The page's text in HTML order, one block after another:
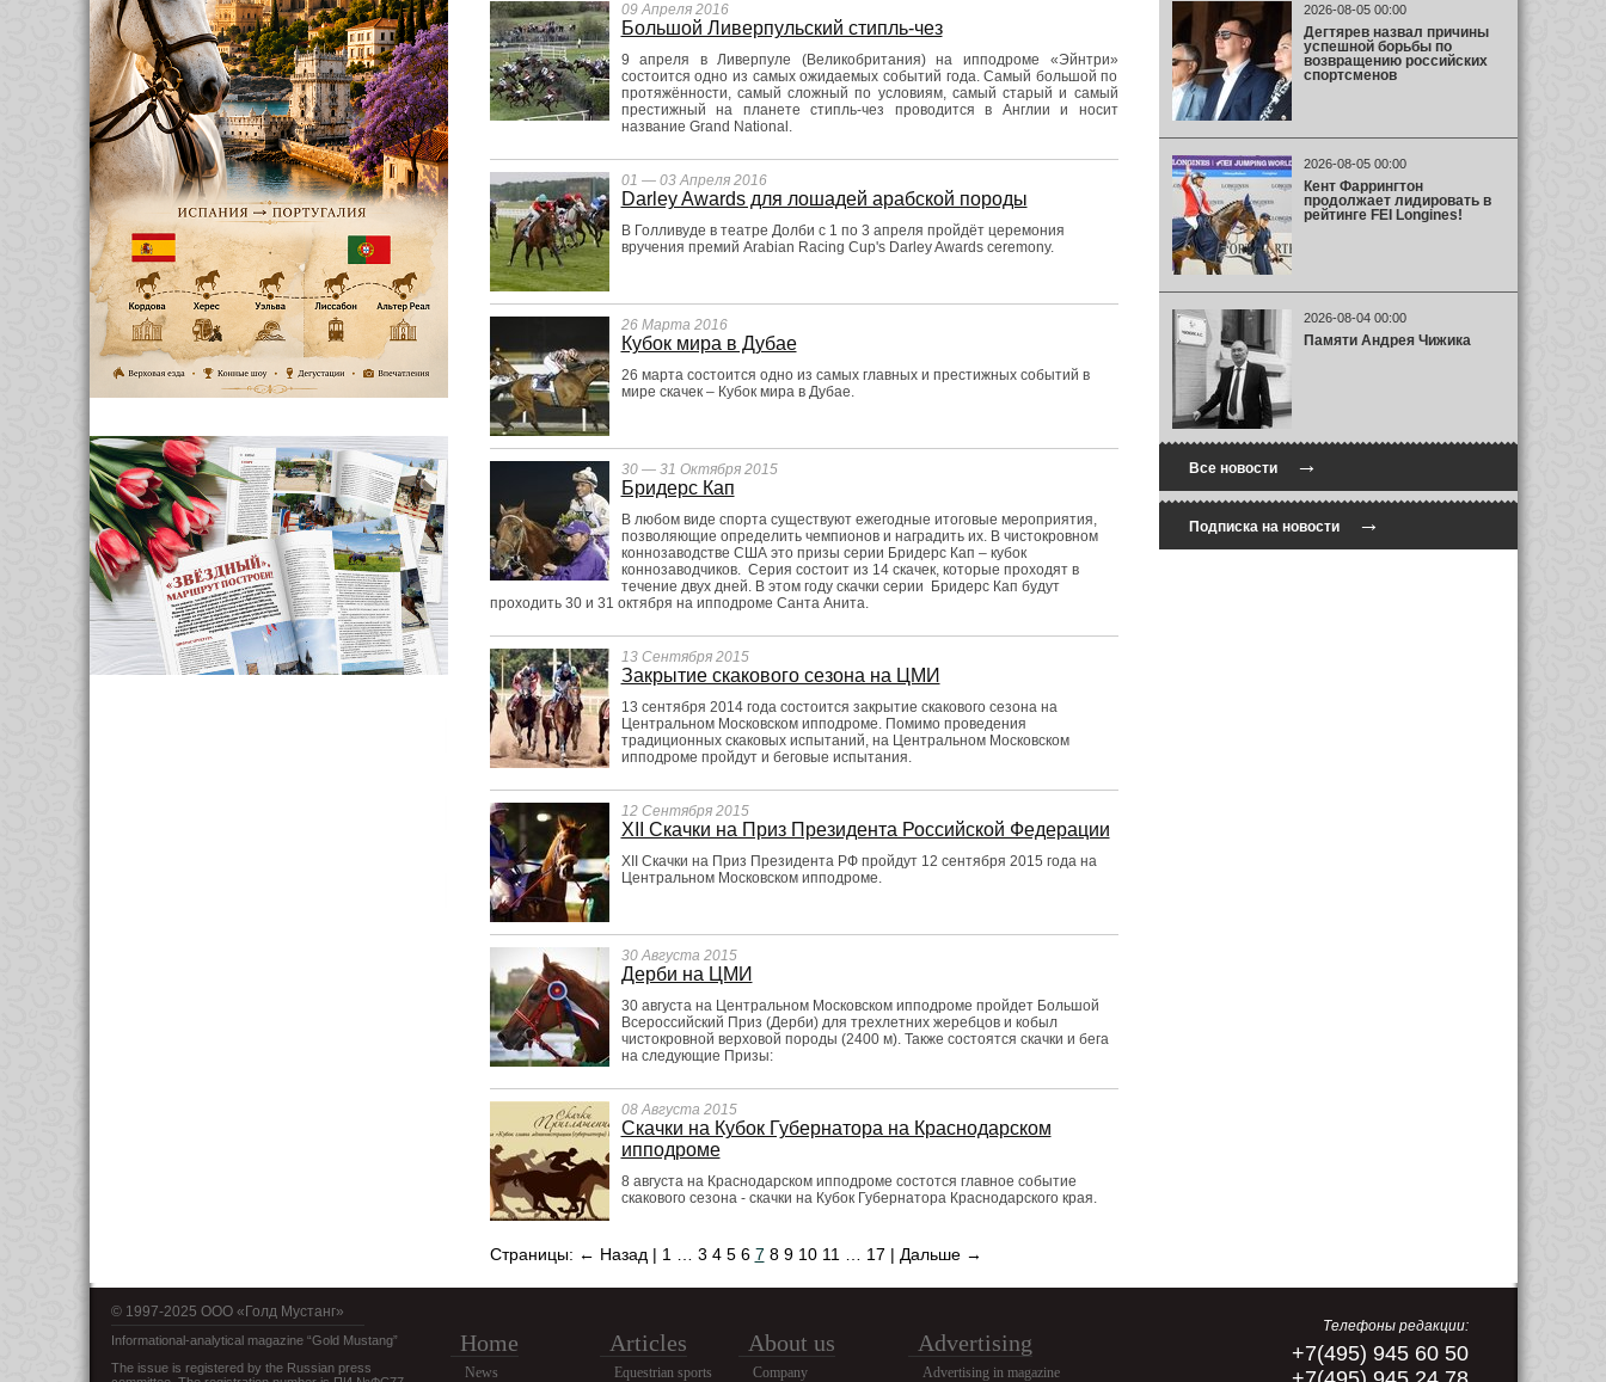
09 Апреля 2016
Большой Ливерпульский стипль-чез
9 апреля в Ливерпуле (Великобритания) на ипподроме «Эйнтри»
состоится одно из самых ожидаемых событий года. Самый большой по
протяжённости, самый сложный по условиям, самый старый и самый
престижный на планете стипль-чез проводится в Англии и носит
название Grand National.
01 — 03 Апреля 2016
Darley Awards для лошадей арабской породы
В Голливуде в театре Долби с 1 по 3 апреля пройдёт церемония
вручения премий Arabian Racing Cup's Darley Awards ceremony.
26 Марта 2016
Кубок мира в Дубае
26 марта состоится одно из самых главных и престижных событий в
мире скачек – Кубок мира в Дубае.
30 — 31 Октября 2015
Бридерс Кап
В любом виде спорта существуют ежегодные итоговые мероприятия,
позволяющие определить чемпионов и наградить их. В чистокровном
коннозаводстве США это призы серии Бридерс Кап – кубок
коннозаводчиков. Серия состоит из 14 скачек, которые проходят в
течение двух дней. В этом году скачки серии Бридерс Кап будут
проходить 30 и 31 октября на ипподроме Санта Анита.
13 Сентября 2015
Закрытие скакового сезона на ЦМИ
13 сентября 2014 года состоится закрытие скакового сезона на
Центральном Московском ипподроме. Помимо проведения
традиционных скаковых испытаний, на Центральном Московском
ипподроме пройдут и беговые испытания.
12 Сентября 2015
XII Скачки на Приз Президента Российской Федерации
XII Скачки на Приз Президента РФ пройдут 12 сентября 2015 года на
Центральном Московском ипподроме.
30 Августа 2015
Дерби на ЦМИ
30 августа на Центральном Московском ипподроме пройдет Большой
Всероссийский Приз (Дерби) для трехлетних жеребцов и кобыл
чистокровной верховой породы (2400 м). Также состоятся скачки и бега
на следующие Призы:
08 Августа 2015
Скачки на Кубок Губернатора на Краснодарском
ипподроме
8 августа на Краснодарском ипподроме состотся главное событие
скакового сезона - скачки на Кубок Губернатора Краснодарского края.
Страницы: ← Назад | 1 3 4 5 6 7 8 9 10 11 17 | Дальше →
2026-08-05 00:00
Дегтярев назвал причины
успешной борьбы по
возвращению российских
спортсменов
2026-08-05 00:00
Кент Фаррингтон
продолжает лидировать в
рейтинге FEI Longines!
2026-08-04 00:00
Памяти Андрея Чижика
Все новости→
Подписка на новости→
© 1997-2025 OOO «Голд Мустанг»
Informational-analytical magazine “Gold Mustang”
The issue is registered by the Russian press
Home
News
Articles
Equestrian sports
About us
Company
Advertising
Advertising in magazine
Телефоны редакции:
+7(495) 945 60 50